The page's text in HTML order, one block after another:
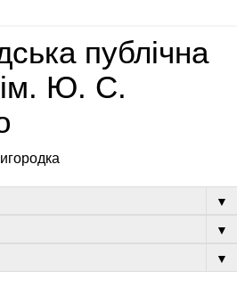
публічна
ім. Ю. С.
▼
▼
▼